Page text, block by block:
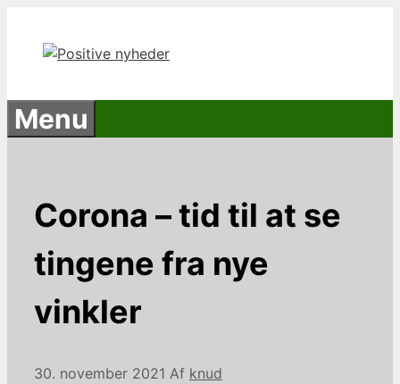
indhold
Menu
Corona – tid til at se
tingene fra nye
vinkler
30. november 2021 Af knud